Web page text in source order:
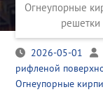
Огнеупорные
решетки
2026-05-01
рифленой
Огнеупорные